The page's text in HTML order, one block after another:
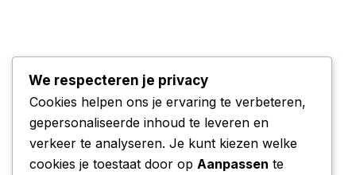
We respecteren je privacy
Cookies helpen ons je ervaring te verbeteren,
gepersonaliseerde inhoud te leveren en
verkeer te analyseren. Je kunt kiezen welke
cookies je toestaat door op Aanpassen te